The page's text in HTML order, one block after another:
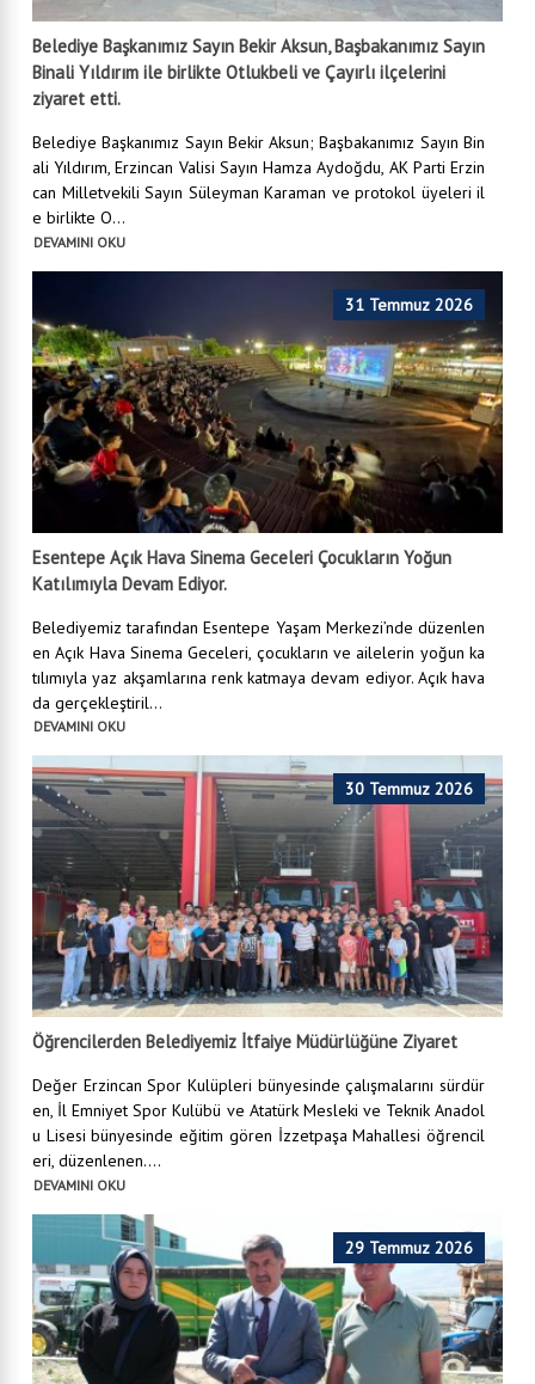
Belediye Başkanımız Sayın Bekir Aksun, Başbakanımız Sayın
Binali Yıldırım ile birlikte Otlukbeli ve Çayırlı ilçelerini
ziyaret etti.
Belediye Başkanımız Sayın Bekir Aksun; Başbakanımız Sayın Bin
ali Yıldırım, Erzincan Valisi Sayın Hamza Aydoğdu, AK Parti Erzin
can Milletvekili Sayın Süleyman Karaman ve protokol üyeleri il
e birlikte O...
DEVAMINI OKU
31 Temmuz 2026
Esentepe Açık Hava Sinema Geceleri Çocukların Yoğun
Katılımıyla Devam Ediyor.
Belediyemiz tarafından Esentepe Yaşam Merkezi’nde düzenlen
en Açık Hava Sinema Geceleri, çocukların ve ailelerin yoğun ka
tılımıyla yaz akşamlarına renk katmaya devam ediyor. Açık hava
da gerçekleştiril...
DEVAMINI OKU
30 Temmuz 2026
Öğrencilerden Belediyemiz İtfaiye Müdürlüğüne Ziyaret
Değer Erzincan Spor Kulüpleri bünyesinde çalışmalarını sürdür
en, İl Emniyet Spor Kulübü ve Atatürk Mesleki ve Teknik Anadol
u Lisesi bünyesinde eğitim gören İzzetpaşa Mahallesi öğrencil
eri, düzenlenen....
DEVAMINI OKU
29 Temmuz 2026